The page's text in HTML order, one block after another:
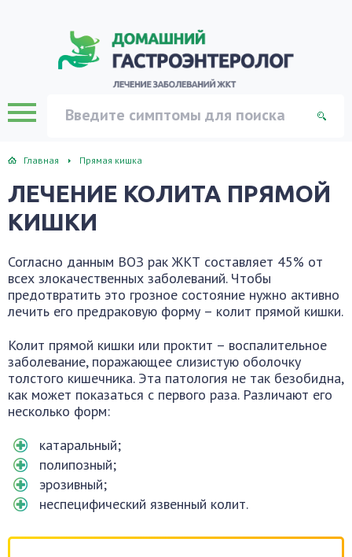
Главная Прямая кишка
ЛЕЧЕНИЕ КОЛИТА ПРЯМОЙ
КИШКИ
Согласно данным ВОЗ рак ЖКТ составляет 45% от
всех злокачественных заболеваний. Чтобы
предотвратить это грозное состояние нужно активно
лечить его предраковую форму – колит прямой кишки.
Колит прямой кишки или проктит – воспалительное
заболевание, поражающее слизистую оболочку
толстого кишечника. Эта патология не так безобидна,
как может показаться с первого раза. Различают его
несколько форм:
катаральный;
полипозный;
эрозивный;
неспецифический язвенный колит.